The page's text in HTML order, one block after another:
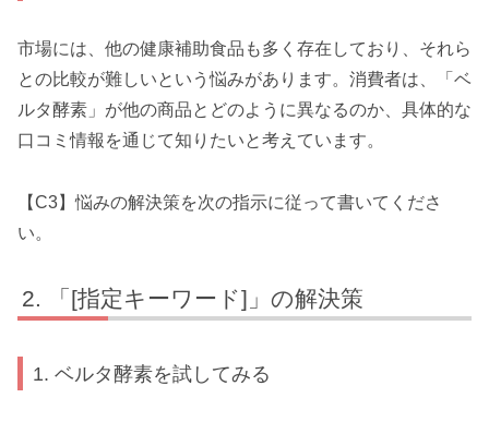
市場には、他の健康補助食品も多く存在しており、それら
との比較が難しいという悩みがあります。消費者は、「ベ
ルタ酵素」が他の商品とどのように異なるのか、具体的な
口コミ情報を通じて知りたいと考えています。
【C3】悩みの解決策を次の指示に従って書いてくださ
い。
「[指定キーワード]」の解決策
1. ベルタ酵素を試してみる